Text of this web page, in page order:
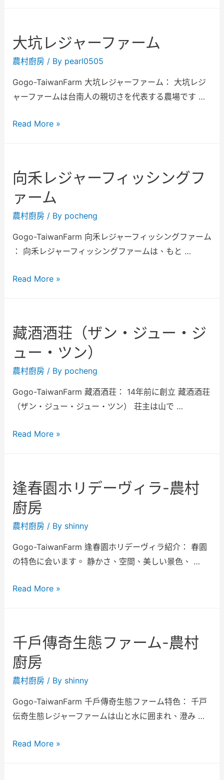
大坑レジャーファーム
農村廚房/ By pearl0505
Gogo-TaiwanFarm 大坑レジャーファーム： 大坑レジ
ャーファームは台南人の親切さを代表する農場です …
Read More »
向禾レジャーフィッシングフ
ァーム
農村廚房/ By pocheng
Gogo-TaiwanFarm 向禾レジャーフィッシングファーム
： 向禾レジャーフィッシングファームは、もと …
Read More »
藏酒酒荘（ザン・ジュー・ジ
ュー・ツン）
農村廚房/ By pocheng
Gogo-TaiwanFarm 藏酒酒荘： 14年前に創立 藏酒酒荘
（ザン・ジュー・ジュー・ツン） 荘主は山で …
Read More »
逢春園ホリデーヴィラ-農村
廚房
農村廚房/ By shinny
Gogo-TaiwanFarm 逢春園ホリデーヴィラ紹介： 春園
の特色に会います。 静かさ、空間、美しい景色、 …
Read More »
千戶傳奇生態ファーム-農村
廚房
農村廚房/ By shinny
Gogo-TaiwanFarm 千戶傳奇生態ファーム特色： 千戸
伝奇生態レジャーファームは山と水に囲まれ、澄み …
Read More »